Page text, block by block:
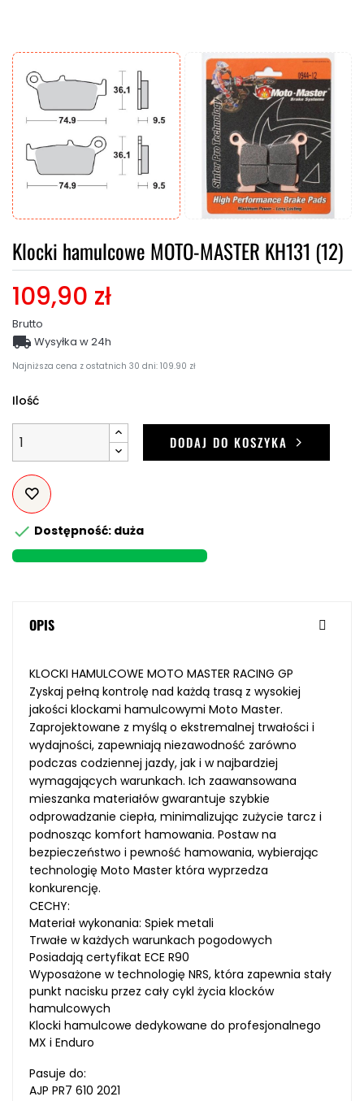
Klocki hamulcowe MOTO-MASTER KH131 (12)
109,90 zł
Brutto
Najniższa cena z ostatnich 30 dni: 109.90 zł
 Wysyłka w 24h
Ilość
DODAJ DO KOSZYKA
 Dostępność: duża
OPIS
KLOCKI HAMULCOWE MOTO MASTER RACING GP
Zyskaj pełną kontrolę nad każdą trasą z wysokiej
jakości klockami hamulcowymi Moto Master.
Zaprojektowane z myślą o ekstremalnej trwałości i
wydajności, zapewniają niezawodność zarówno
podczas codziennej jazdy, jak i w najbardziej
wymagających warunkach. Ich zaawansowana
mieszanka materiałów gwarantuje szybkie
odprowadzanie ciepła, minimalizując zużycie tarcz i
podnosząc komfort hamowania. Postaw na
bezpieczeństwo i pewność hamowania, wybierając
technologię Moto Master która wyprzedza
konkurencję.
CECHY:
Materiał wykonania: Spiek metali
Trwałe w każdych warunkach pogodowych
Posiadają certyfikat ECE R90
Wyposażone w technologię NRS, która zapewnia stały
punkt nacisku przez cały cykl życia klocków
hamulcowych
Klocki hamulcowe dedykowane do profesjonalnego
MX i Enduro
Pasuje do:
AJP PR7 610 2021